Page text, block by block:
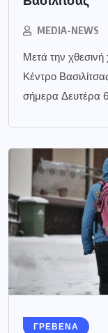
MEDIA-NEWS
Μετά την
Κέντρο
σήμερα Δευτέρα
ΓΡΕΒΕΝΑ